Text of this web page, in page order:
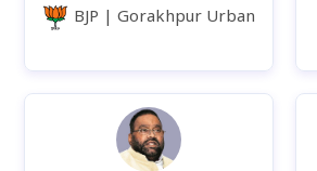
BJP |Gorakhpur Urban